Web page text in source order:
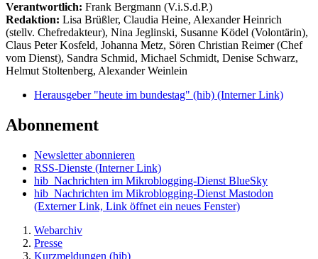
Verantwortlich: Frank Bergmann (V.i.S.d.P.)
Redaktion: Lisa Brüßler, Claudia Heine, Alexander Heinrich
(stellv. Chefredakteur), Nina Jeglinski, Susanne Ködel (Volontärin),
Claus Peter Kosfeld, Johanna Metz, Sören Christian Reimer (Chef
vom Dienst), Sandra Schmid, Michael Schmidt, Denise Schwarz,
Helmut Stoltenberg, Alexander Weinlein
Herausgeber "heute im bundestag" (hib) (Interner Link)
Abonnement
Newsletter abonnieren
RSS-Dienste (Interner Link)
hib_Nachrichten im Mikroblogging-Dienst BlueSky
hib_Nachrichten im Mikroblogging-Dienst Mastodon
(Externer Link, Link öffnet ein neues Fenster)
Webarchiv
Presse
Kurzmeldungen (hib)